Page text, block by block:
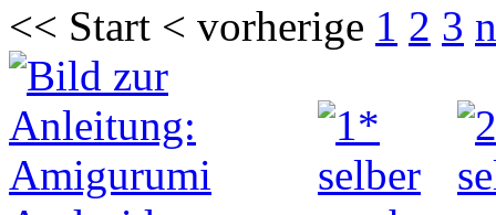
<< Start < vorherige 1 2 3